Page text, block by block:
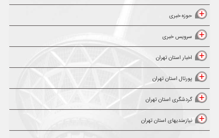
حوزه خبری
سرویس خبری
اخبار استان تهران
پورتال استان تهران
گردشگری استان تهران
نیازمندیهای استان تهران